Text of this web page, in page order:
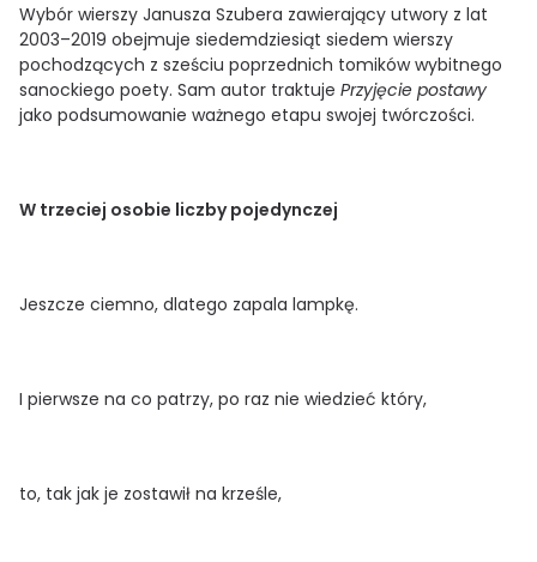
Wybór wierszy Janusza Szubera zawierający utwory z lat
2003–2019 obejmuje siedemdziesiąt siedem wierszy
pochodzących z sześciu poprzednich tomików wybitnego
sanockiego poety. Sam autor traktuje Przyjęcie postawy
jako podsumowanie ważnego etapu swojej twórczości.
W trzeciej osobie liczby pojedynczej
Jeszcze ciemno, dlatego zapala lampkę.
I pierwsze na co patrzy, po raz nie wiedzieć który,
to, tak jak je zostawił na krześle,